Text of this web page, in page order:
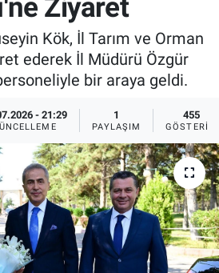
Ziyaret
Kök, İl Tarım ve Orman
ederek İl Müdürü Özgür
bir araya geldi.
- 21:29 1
PAYLAŞIM
455
GÖSTERIM